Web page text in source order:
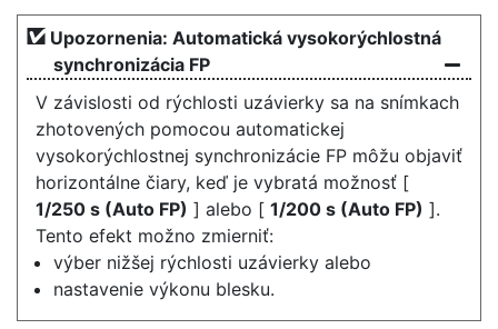
Upozornenia: Automatická vysokorýchlostná
synchronizácia FP
V závislosti od rýchlosti uzávierky sa na snímkach
zhotovených pomocou automatickej
vysokorýchlostnej synchronizácie FP môžu objaviť
horizontálne čiary, keď je vybratá možnosť [
1/250 s (Auto FP) ] alebo [ 1/200 s (Auto FP) ].
Tento efekt možno zmierniť:
výber nižšej rýchlosti uzávierky alebo
nastavenie výkonu blesku.